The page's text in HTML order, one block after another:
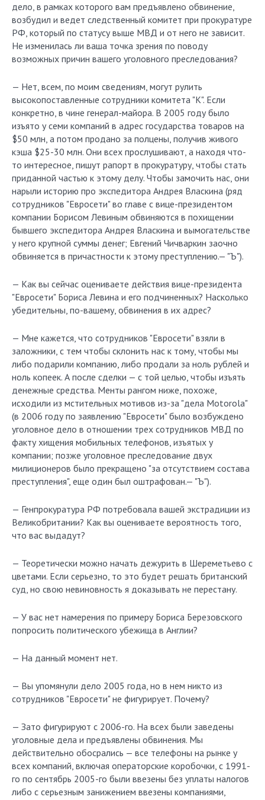
дело, в рамках которого вам предъявлено обвинение,
возбудил и ведет следственный комитет при прокуратуре
РФ, который по статусу выше МВД и от него не зависит.
Не изменилась ли ваша точка зрения по поводу
возможных причин вашего уголовного преследования?
— Нет, всем, по моим сведениям, могут рулить
высокопоставленные сотрудники комитета "К". Если
конкретно, в чине генерал-майора. В 2005 году было
изъято у семи компаний в адрес государства товаров на
$50 млн, а потом продано за полцены, получив живого
кэша $25-30 млн. Они всех прослушивают, а находя что-
то интересное, пишут рапорт в прокуратуру, чтобы стать
приданной частью к этому делу. Чтобы замочить нас, они
нарыли историю про экспедитора Андрея Власкина (ряд
сотрудников "Евросети" во главе с вице-президентом
компании Борисом Левиным обвиняются в похищении
бывшего экспедитора Андрея Власкина и вымогательстве
у него крупной суммы денег; Евгений Чичваркин заочно
обвиняется в причастности к этому преступлению.— "Ъ").
— Как вы сейчас оцениваете действия вице-президента
"Евросети" Бориса Левина и его подчиненных? Насколько
убедительны, по-вашему, обвинения в их адрес?
— Мне кажется, что сотрудников "Евросети" взяли в
заложники, с тем чтобы склонить нас к тому, чтобы мы
либо подарили компанию, либо продали за ноль рублей и
ноль копеек. А после сделки — с той целью, чтобы изъять
денежные средства. Менты рангом ниже, похоже,
исходили из мстительных мотивов из-за "дела Motorola"
(в 2006 году по заявлению "Евросети" было возбуждено
уголовное дело в отношении трех сотрудников МВД по
факту хищения мобильных телефонов, изъятых у
компании; позже уголовное преследование двух
милиционеров было прекращено "за отсутствием состава
преступления", еще один был оштрафован.— "Ъ").
— Генпрокуратура РФ потребовала вашей экстрадиции из
Великобритании? Как вы оцениваете вероятность того,
что вас выдадут?
— Теоретически можно начать дежурить в Шереметьево с
цветами. Если серьезно, то это будет решать британский
суд, но свою невиновность я доказывать не перестану.
— У вас нет намерения по примеру Бориса Березовского
попросить политического убежища в Англии?
— На данный момент нет.
— Вы упомянули дело 2005 года, но в нем никто из
сотрудников "Евросети" не фигурирует. Почему?
— Зато фигурируют с 2006-го. На всех были заведены
уголовные дела и предъявлены обвинения. Мы
действительно обосрались — все телефоны на рынке у
всех компаний, включая операторские коробочки, с 1991-
го по сентябрь 2005-го были ввезены без уплаты налогов
либо с серьезным занижением ввезены компаниями,